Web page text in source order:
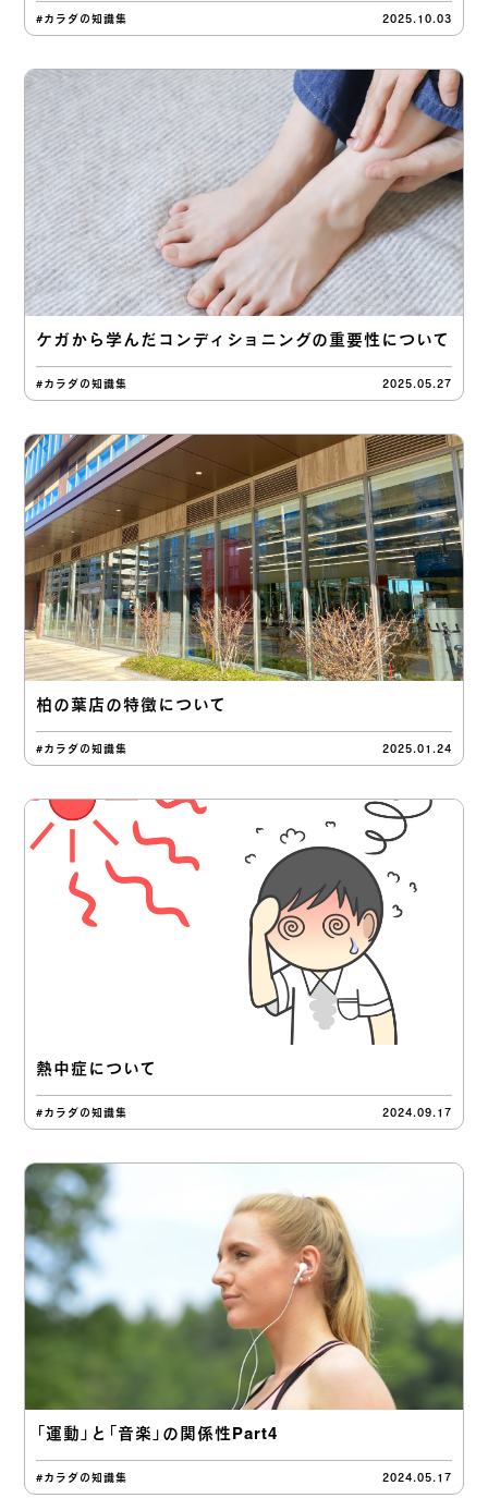
#カラダの知識集 2025.10.03
ケガから学んだコンディショニングの重要性について
#カラダの知識集 2025.05.27
柏の葉店の特徴について
#カラダの知識集 2025.01.24
熱中症について
#カラダの知識集 2024.09.17
「運動」と「音楽」の関係性Part4
#カラダの知識集 2024.05.17